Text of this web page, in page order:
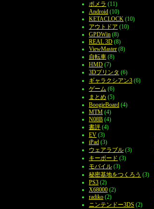
ポメラ (11)
Android (10)
KETACLOCK (10)
アウトドア (10)
GPDWin (8)
REAL 3D (8)
ViewMaster (8)
自転車 (8)
HMD (7)
3Dプリンタ (6)
ギャラクシアン3 (6)
ゲーム (6)
まとめ (5)
BoogieBoard (4)
MTM (4)
N08B (4)
書評 (4)
EV (3)
iPad (3)
ウェアラブル (3)
キーボード (3)
モバイル (3)
秘密基地をつくろう (3)
PS3 (2)
X68000 (2)
radiko (2)
ニンテンドー3DS (2)